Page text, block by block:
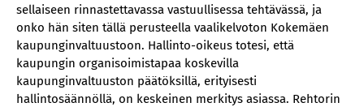
sellaiseen rinnastettavassa vastuullisessa tehtävässä, ja
onko hän siten tällä perusteella vaalikelvoton Kokemäen
kaupunginvaltuustoon. Hallinto-oikeus totesi, että
kaupungin organisoimistapaa koskevilla
kaupunginvaltuuston päätöksillä, erityisesti
hallintosäännöllä, on keskeinen merkitys asiassa. Rehtorin